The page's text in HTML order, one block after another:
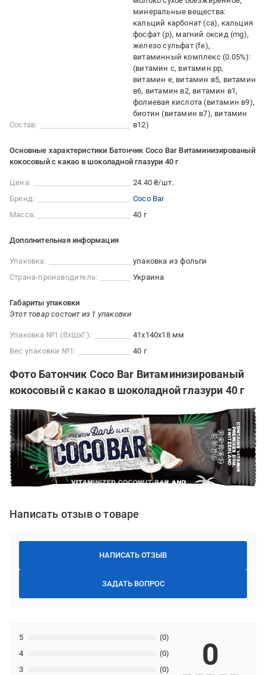
Состав:
минеральные вещества:
кальций карбонат (са), кальция
фосфат (р), магний оксид (mg),
железо сульфат (fe),
витаминный комплекс (0.05%):
(витамин с, витамин pp,
витамин е, витамин в5, витамин
в6, витамин в2, витамин в1,
фолиевая кислота (витамин в9),
биотин (витамин в7), витамин
в12)
Основные характеристики Батончик Coco Bar Витаминизированый
кокосовый с какао в шоколадной глазури 40 г
Цена:
24.40 ₴/шт.
Бренд:
Coco Bar
Масса:
40 г
Дополнительная информация
Упаковка:
упаковка из фольги
Страна-производитель:
Украина
Габариты упаковки
Этот товар состоит из 1 упаковки
Упаковка №1 (ВхШхГ):
41x140x18 мм
Вес упаковки №1:
40 г
Фото Батончик Coco Bar Витаминизированый
кокосовый с какао в шоколадной глазури 40 г
Написать отзыв о товаре
НАПИСАТЬ ОТЗЫВ
ЗАДАТЬ ВОПРОС
3 (0)
4 (0)
5 (0)
0